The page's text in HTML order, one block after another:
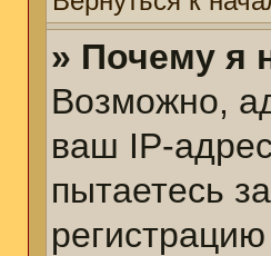
» Почему я
Возможно,
ваш IP-
пытаетесь